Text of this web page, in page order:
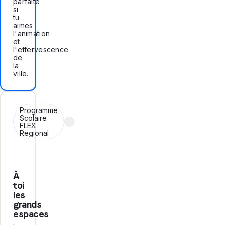
si
tu
aimes
l'animation
et
l'effervescence
de
la
ville.
Programme
Scolaire
FLEX
Regional
À
toi
les
grands
espaces